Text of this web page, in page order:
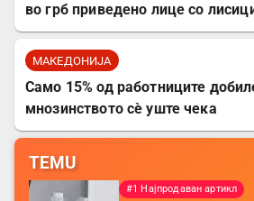
во грб приведено лице со
МАКЕДОНИЈА
Само 15% од работниците
мнозинството сè уште чека
TEMU
#1 Најпродаван артикл